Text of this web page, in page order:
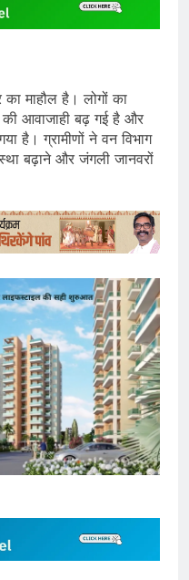
का माहौल है। लोगों का
आवाजाही बढ़ गई है और
है। ग्रामीणों ने वन विभाग
बढ़ाने और जंगली जानवरों